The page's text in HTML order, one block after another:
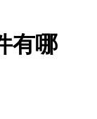
有哪